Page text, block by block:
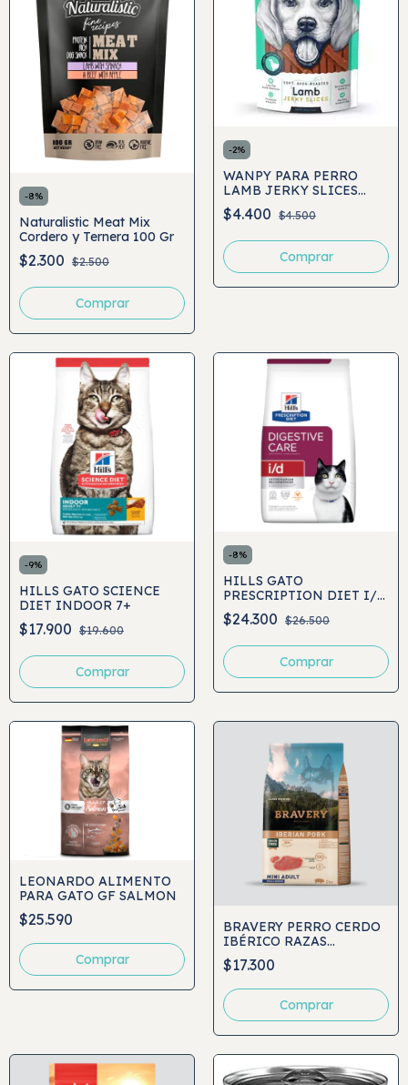
-8%
Naturalistic Meat Mix
Cordero y Ternera 100 Gr
$2.300 $2.500
-2%
WANPY PARA PERRO
LAMB JERKY SLICES
100GRS
$4.400 $4.500
-9%
HILLS GATO SCIENCE
DIET INDOOR 7+
$17.900 $19.600
Comprar
-8%
HILLS GATO
PRESCRIPTION DIET I/D
DIGESTIVE CARE
$24.300 $26.500
Comprar
LEONARDO ALIMENTO
PARA GATO GF SALMON
$25.590
Comprar
BRAVERY PERRO CERDO
IBÉRICO RAZAS
PEQUEÑAS
$17.300
Comprar